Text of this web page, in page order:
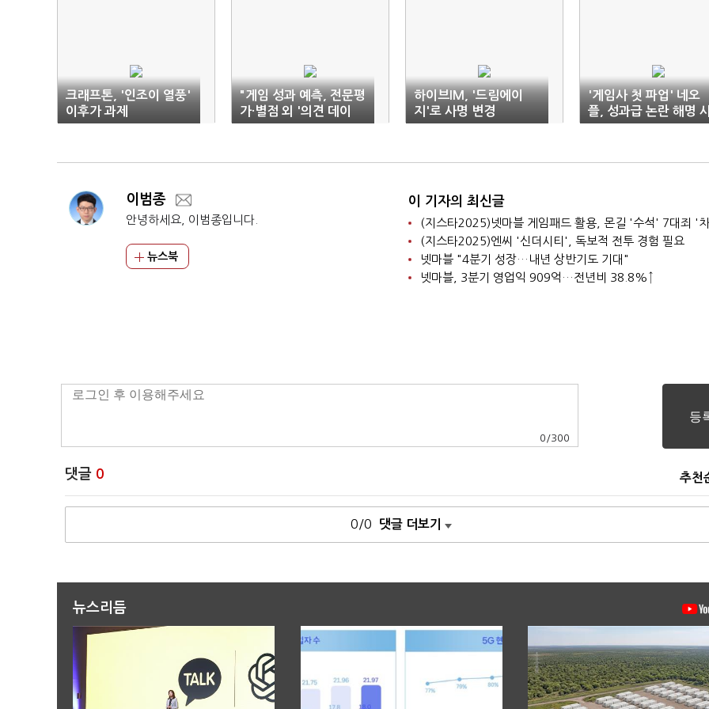
크래프톤, '인조이 열풍'
이후가 과제
"게임 성과 예측, 전문평
가·별점 외 '의견 데이
터' 중요"
하이브IM, '드림에이
지'로 사명 변경
'게임사 첫 파업' 네오
플, 성과급 논란 해명
내 공지
이범종
안녕하세요, 이범종입니다.
뉴스북
이 기자의 최신글
(지스타2025)넷마블 게임패드 활용, 몬길 '수석' 7대죄 '
(지스타2025)엔씨 '신더시티', 독보적 전투 경험 필요
넷마블 "4분기 성장…내년 상반기도 기대"
넷마블, 3분기 영업익 909억…전년비 38.8%↑
0 /300
댓글 0 추천
0/0 댓글 더보기
뉴스리듬